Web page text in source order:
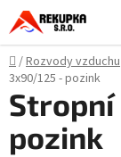
Přejít
na
obsah
Domů
/Rozvody vzduchu
3x90/125 - pozink
Stropní
pozink